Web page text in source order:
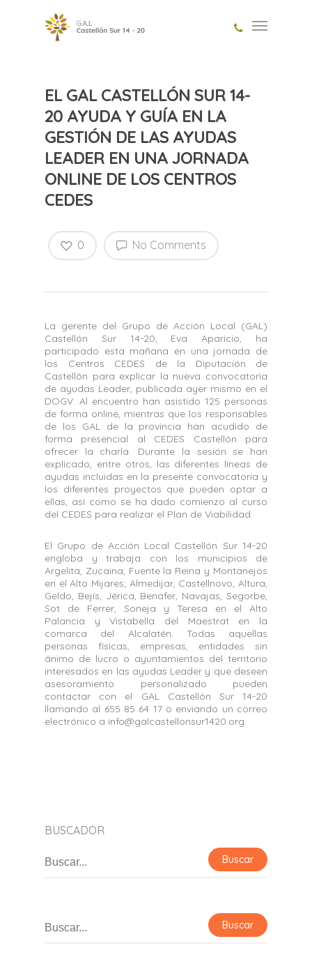
EL GAL CASTELLÓN SUR 14-
20 AYUDA Y GUÍA EN LA
GESTIÓN DE LAS AYUDAS
LEADER EN UNA JORNADA
ONLINE DE LOS CENTROS
CEDES
No Comments
0
La gerente del Grupo de Acción Local (GAL)
Castellón Sur 14-20, Eva Aparicio, ha
participado esta mañana en una jornada de
los Centros CEDES de la Diputación de
Castellón para explicar la nueva convocatoria
de ayudas Leader, publicada ayer mismo en el
DOGV. Al encuentro han asistido 125 personas
de forma online, mientras que los responsables
de los GAL de la provincia han acudido de
forma presencial al CEDES Castellón para
ofrecer la charla. Durante la sesión se han
explicado, entre otros, las diferentes líneas de
ayudas incluidas en la presente convocatoria y
los diferentes proyectos que pueden optar a
ellas, así como se ha dado comienzo al curso
del CEDES para realizar el Plan de Viabilidad.
El Grupo de Acción Local Castellón Sur 14-20
engloba y trabaja con los municipios de
Argelita, Zucaina, Fuente la Reina y Montanejos
en el Alto Mijares; Almedijar, Castellnovo, Altura,
Geldo, Bejís, Jérica, Benafer, Navajas, Segorbe,
Sot de Ferrer, Soneja y Teresa en el Alto
Palancia y Vistabella del Maestrat en la
comarca del Alcalatén. Todas aquellas
personas físicas, empresas, entidades sin
ánimo de lucro o ayuntamientos del territorio
interesados en las ayudas Leader y que deseen
asesoramiento personalizado pueden
contactar con el GAL Castellón Sur 14-20
llamando al 655 85 64 17 o enviando un correo
electrónico a info@galcastellonsur1420.org.
BUSCADOR